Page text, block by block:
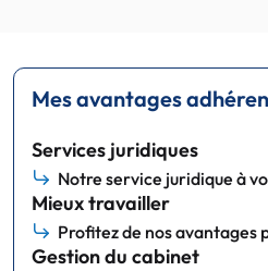
Mes avantages
Services juridiques
Notre service juridique à
Mieux travailler
Profitez de nos avantages
Gestion du cabinet